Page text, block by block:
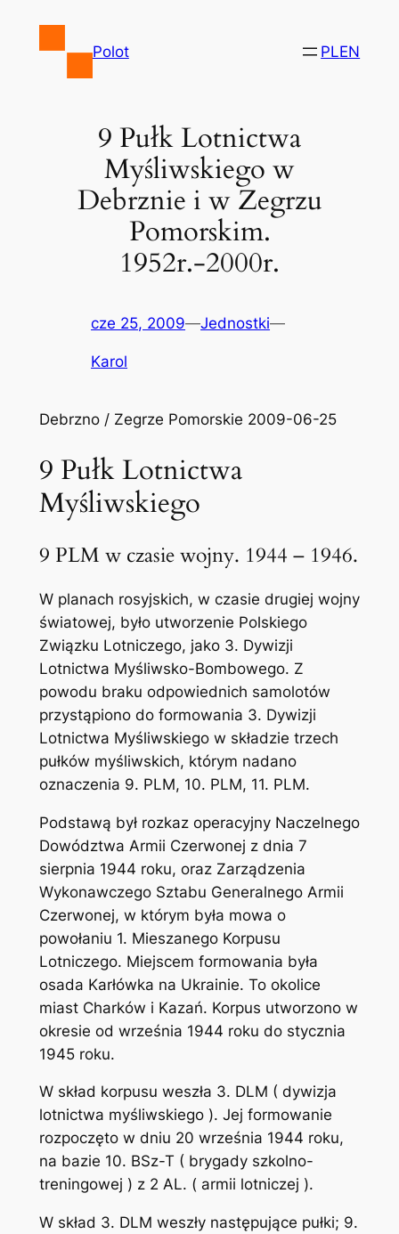
Polot PLEN
9 Pułk Lotnictwa
Myśliwskiego w
Debrznie i w Zegrzu
Pomorskim.
1952r.-2000r.
cze 25, 2009—Jednostki—
Karol
Debrzno / Zegrze Pomorskie 2009-06-25
9 Pułk Lotnictwa
Myśliwskiego
9 PLM w czasie wojny. 1944 – 1946.
W planach rosyjskich, w czasie drugiej wojny
światowej, było utworzenie Polskiego
Związku Lotniczego, jako 3. Dywizji
Lotnictwa Myśliwsko-Bombowego. Z
powodu braku odpowiednich samolotów
przystąpiono do formowania 3. Dywizji
Lotnictwa Myśliwskiego w składzie trzech
pułków myśliwskich, którym nadano
oznaczenia 9. PLM, 10. PLM, 11. PLM.
Podstawą był rozkaz operacyjny Naczelnego
Dowództwa Armii Czerwonej z dnia 7
sierpnia 1944 roku, oraz Zarządzenia
Wykonawczego Sztabu Generalnego Armii
Czerwonej, w którym była mowa o
powołaniu 1. Mieszanego Korpusu
Lotniczego. Miejscem formowania była
osada Karłówka na Ukrainie. To okolice
miast Charków i Kazań. Korpus utworzono w
okresie od września 1944 roku do stycznia
1945 roku.
W skład korpusu weszła 3. DLM ( dywizja
lotnictwa myśliwskiego ). Jej formowanie
rozpoczęto w dniu 20 września 1944 roku,
na bazie 10. BSz-T ( brygady szkolno-
treningowej ) z 2 AL. ( armii lotniczej ).
W skład 3. DLM weszły następujące pułki; 9.